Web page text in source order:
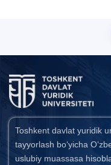
Toshkent davlat yuridik
tayyorlash bo‘yicha
uslubiy muassasa